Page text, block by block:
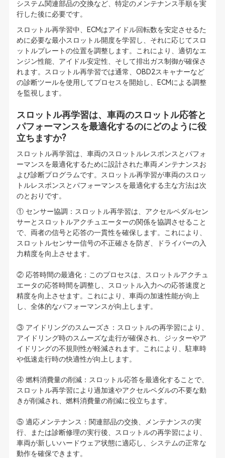
システム関連部品の交換など、特定のメンテナンス手順を実
行した後に必要です。
スロットル再学習中、ECMはアイドル回転数を安定させるた
めに必要な最小スロットル開度を学習し、それに応じてスロ
ットルプレートの位置を調整します。これにより、適切なエ
ンジン性能、アイドル安定性、そして排出ガス制御が確保さ
れます。スロットル再学習では通常、OBD2スキャナーなど
の診断ツールを使用してプロセスを開始し、ECMによる調整
を監視します。
スロットル再学習は、車両のスロットル応答と
パフォーマンスを最適化するのにどのように役
立ちますか?
スロットル再学習は、車両のスロットルレスポンスとパフォ
ーマンスを最適化するために設計された車両メンテナンスお
よび診断プログラムです。スロットル再学習が車両のスロッ
トルレスポンスとパフォーマンスを最適化する主な方法は次
のとおりです。
① センサー協調：スロットル再学習は、アクセルペダルセン
サーとスロットルアクチュエーターの関係を協調させること
で、両者の信号と応答の一貫性を確保します。これにより、
スロットルセンサー信号の不正確さを防ぎ、ドライバーの入
力精度を向上させます。
② 応答時間の最適化：このプロセスは、スロットルアクチュ
エータの応答時間を調整し、スロットル入力への応答速度と
精度を向上させます。これにより、車両の加速性能が向上
し、全体的なパフォーマンスが向上します。
③ アイドリングのスムーズさ：スロットルの再学習により、
アイドリング時のスムーズな走行が確保され、ジッターやア
イドリングの不規則性が軽減されます。これにより、駐車時
や低速走行時の快適性が向上します。
④ 燃料消費量の削減：スロットル応答を最適化することで、
スロットル再学習により過加速やアクセルペダルの不要な動
きが削減され、燃料消費量の削減に役立ちます。
⑤ 適応メンテナンス：関連部品の交換、メンテナンスの実
行、または診断修理の実行後、スロットルの再学習により、
車両が新しいハードウェア状態に適応し、システムの正常な
動作を確保できます。